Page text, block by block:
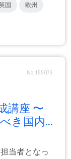
国 欧州
No.155073
講座 〜
き国内...
当者となっ